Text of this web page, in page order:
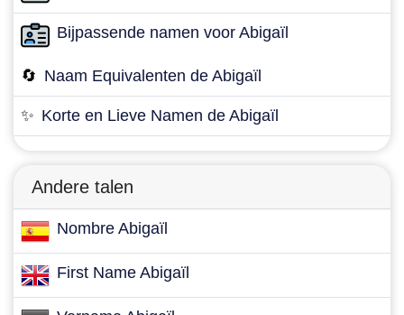
Bijpassende namen voor Abigaïl
🔄 Naam Equivalenten de Abigaïl
✨ Korte en Lieve Namen de Abigaïl
Andere talen
Nombre Abigaïl
First Name Abigaïl